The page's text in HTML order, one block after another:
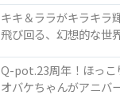
キキ＆ララがキラキラ
飛び回る、幻想的な世
50周年アニバーサリー
たコレクションが登場
Q-pot.23周年！ほっこ
オバケちゃんがアニバ